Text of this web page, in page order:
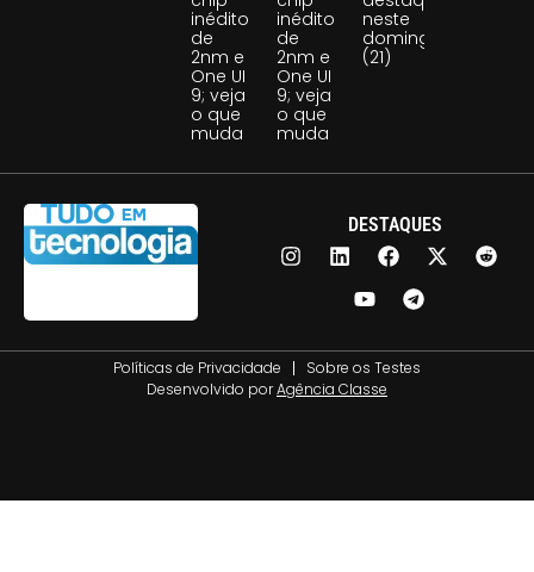
inédito
de
2nm e
One UI
9; veja
o que
muda
inédito
de
2nm e
One UI
9; veja
o que
muda
neste
domingo
(21)
DESTAQUES
Políticas de Privacidade
Sobre os Testes
Desenvolvido porAgência Classe